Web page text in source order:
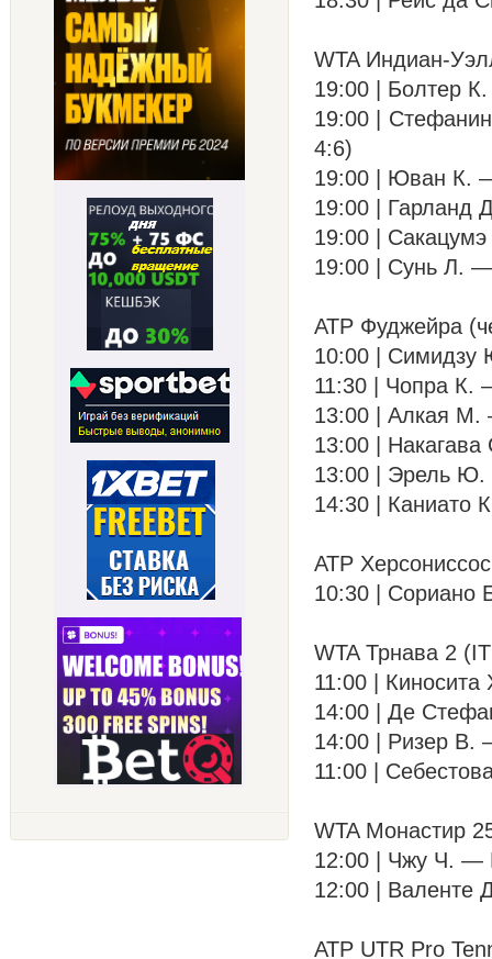
WTA Индиан-
19:00 | Болтер
19:00 |
4:6)
19:00 | Юван К.
19:00 | Гарланд
19:00 |
19:00 | Сунь Л.
ATP Фуджейра
10:00 | Симидзу
11:30 | Чопра К.
13:00 | Алкая М.
13:00 |
13:00 | Эрель
14:30 | Каниато
ATP Херсониссос
10:30 | Сориано
WTA Трнава 2
11:00 |
14:00 | Де
14:00 | Ризер В.
11:00 |
WTA Монастир
12:00 | Чжу Ч. —
12:00 | Валенте
ATP UTR Pro